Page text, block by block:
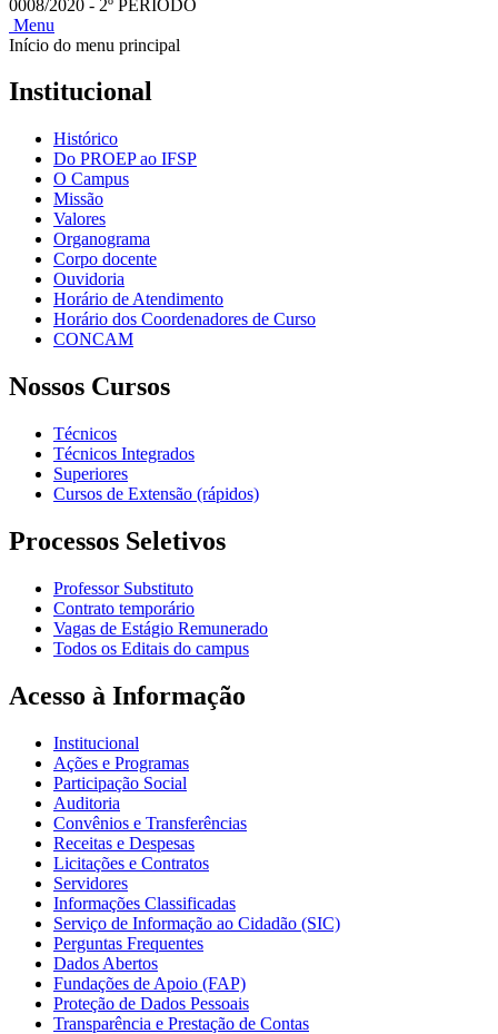
0008/2020 - 2º PERÍODO
Menu
Início do menu principal
Institucional
Histórico
Do PROEP ao IFSP
O Campus
Missão
Valores
Organograma
Corpo docente
Ouvidoria
Horário de Atendimento
Horário dos Coordenadores de Curso
CONCAM
Nossos Cursos
Técnicos
Técnicos Integrados
Superiores
Cursos de Extensão (rápidos)
Processos Seletivos
Professor Substituto
Contrato temporário
Vagas de Estágio Remunerado
Todos os Editais do campus
Acesso à Informação
Institucional
Ações e Programas
Participação Social
Auditoria
Convênios e Transferências
Receitas e Despesas
Licitações e Contratos
Servidores
Informações Classificadas
Serviço de Informação ao Cidadão (SIC)
Perguntas Frequentes
Dados Abertos
Fundações de Apoio (FAP)
Proteção de Dados Pessoais
Transparência e Prestação de Contas